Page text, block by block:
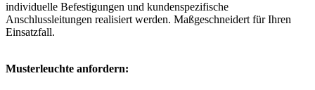
individuelle Befestigungen und kundenspezifische
Anschlussleitungen realisiert werden. Maßgeschneidert für Ihren
Einsatzfall.
Musterleuchte anfordern: